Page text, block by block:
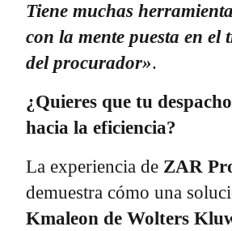
Tiene muchas
con la mente puesta en el
del procurador».
¿Quieres que tu
hacia la eficiencia?
La experiencia de ZAR
demuestra cómo una
Kmaleon de Wolters